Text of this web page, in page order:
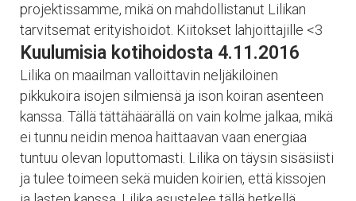
projektissamme, mikä on mahdollistanut Lilikan
tarvitsemat erityishoidot. Kiitokset lahjoittajille <3
Kuulumisia kotihoidosta 4.11.2016
Lilika on maailman valloittavin neljäkiloinen
pikkukoira isojen silmiensä ja ison koiran asenteen
kanssa. Tällä tättähäärällä on vain kolme jalkaa, mikä
ei tunnu neidin menoa haittaavan vaan energiaa
tuntuu olevan loputtomasti. Lilika on täysin sisäsiisti
ja tulee toimeen sekä muiden koirien, että kissojen